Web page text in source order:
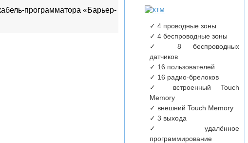
программатора «Барьер-
✓ 4 проводные зоны
✓ 4 беспроводные зоны
✓ 8 беспроводных
датчиков
✓ 16 пользователей
✓ 16 радио-брелоков
✓ встроенный Touch
Memory
✓ внешний Touch Memory
✓ 3 выхода
✓ удалённое
программирование